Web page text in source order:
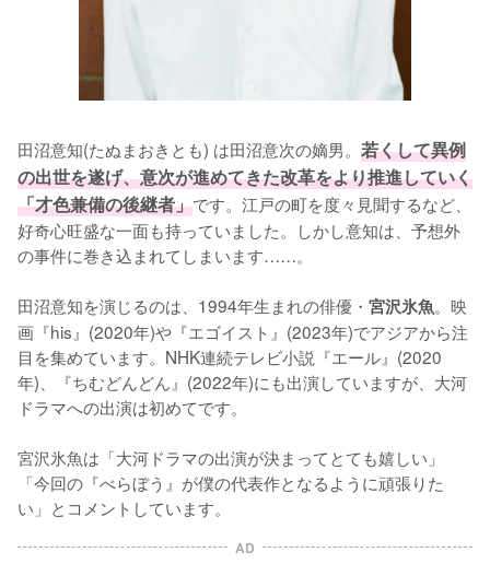
田沼意知(たぬまおきとも) は田沼意次の嫡男。 若くして異例
の出世を遂げ、意次が進めてきた改革をより推進していく
「才色兼備の後継者」です。江戸の町を度々見聞するなど、
好奇心旺盛な一面も持っていました。しかし意知は、予想外
の事件に巻き込まれてしまいます……。
田沼意知を演じるのは、1994年生まれの俳優・ 宮沢氷魚。映
画『his』(2020年)や『エゴイスト』(2023年)でアジアから注
目を集めています。NHK連続テレビ小説『エール』(2020
年)、『ちむどんどん』(2022年)にも出演していますが、大河
ドラマへの出演は初めてです。
宮沢氷魚は「大河ドラマの出演が決まってとても嬉しい」
「今回の『べらぼう』が僕の代表作となるように頑張りた
い」とコメントしています。
AD